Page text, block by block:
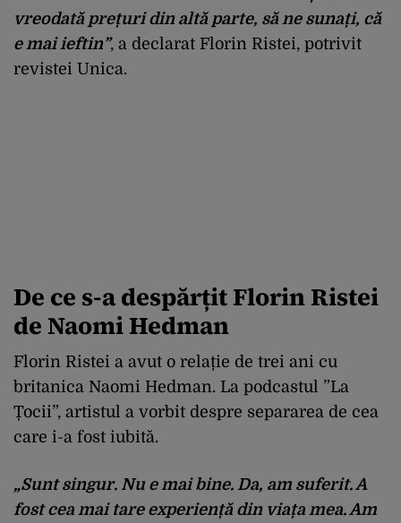
vreodată prețuri din altă parte, să ne sunați, că
e mai ieftin”, a declarat Florin Ristei, potrivit
revistei Unica.
De ce s-a despărțit Florin Ristei
de Naomi Hedman
Florin Ristei a avut o relație de trei ani cu
britanica Naomi Hedman. La podcastul ”La
Țocii”, artistul a vorbit despre separarea de cea
care i-a fost iubită.
„Sunt singur. Nu e mai bine. Da, am suferit. A
fost cea mai tare experiență din viața mea. Am